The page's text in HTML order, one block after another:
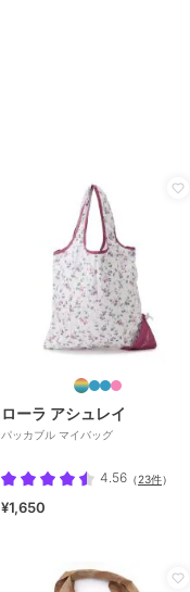
ローラ アシュレイ
パッカブル マイバッグ
4.56 （23件）
¥1,650